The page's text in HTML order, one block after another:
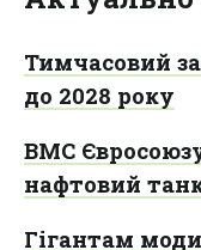
Тимчасовий
до 2028 року
ВМС
нафтовий
Гігантам